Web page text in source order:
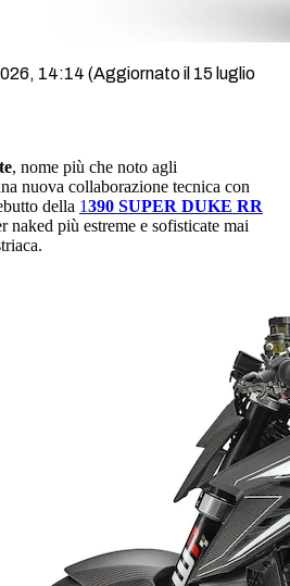
14:14 (Aggiornato il 15 luglio
, nome più che noto agli
nuova collaborazione tecnica con
della 1390 SUPER DUKE RR
naked più estreme e sofisticate mai